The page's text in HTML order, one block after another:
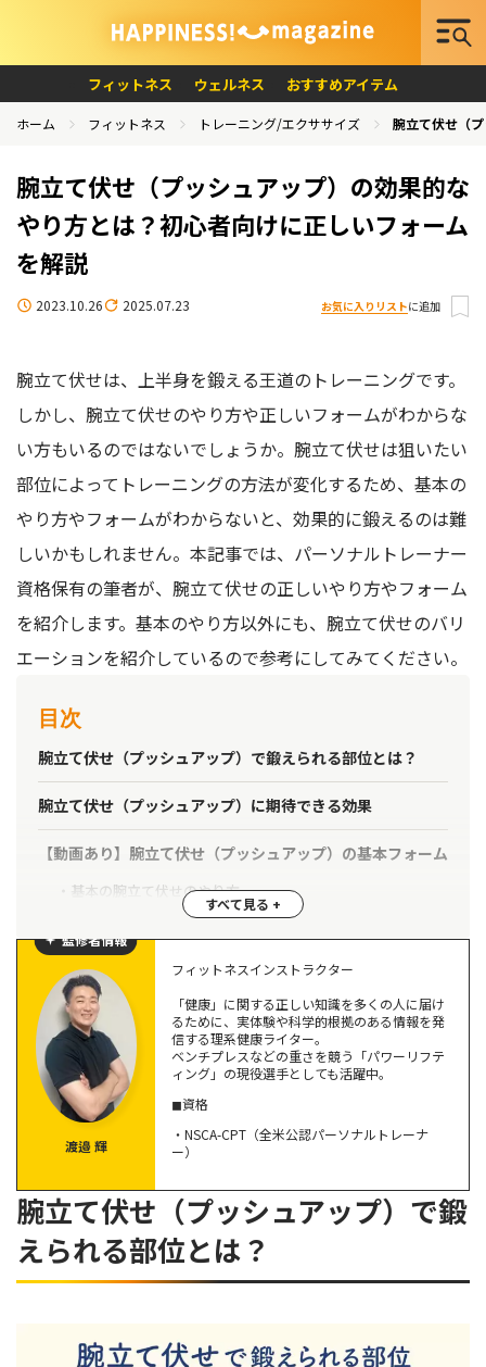
フィットネス ウェルネス おすすめアイテム
ホーム フィットネス トレーニング/エクササイズ 腕立て伏せ（
腕立て伏せ（プッシュアップ）の効果的な
やり方とは？初心者向けに正しいフォーム
を解説
2023.10.26 2025.07.23 お気に入りリストに追加
腕立て伏せは、上半身を鍛える王道のトレーニングです。
しかし、腕立て伏せのやり方や正しいフォームがわからな
い方もいるのではないでしょうか。腕立て伏せは狙いたい
部位によってトレーニングの方法が変化するため、基本の
やり方やフォームがわからないと、効果的に鍛えるのは難
しいかもしれません。本記事では、パーソナルトレーナー
資格保有の筆者が、腕立て伏せの正しいやり方やフォーム
を紹介します。基本のやり方以外にも、腕立て伏せのバリ
エーションを紹介しているので参考にしてみてください。
目次
腕立て伏せ（プッシュアップ）で鍛えられる部位とは？
腕立て伏せ（プッシュアップ）に期待できる効果
【動画あり】腕立て伏せ（プッシュアップ）の基本フォーム
基本の腕立て伏せのやり方
基本の腕立て伏せのポイント
【部位別】腕立て伏せ（プッシュアップ）の派生フォーム
ナロープッシュアップ｜上腕三頭筋、三角筋
リバースプッシュアップ｜上腕三頭筋、三角筋
ダンベルプッシュアップ｜大胸筋
腕立て伏せ（プッシュアップ）を効果的に行う3つのポイン
負荷を上げるフォームに徐々に切り替える
可動域を広げる
腕立て伏せで上半身全体を効果的に鍛えよう
監修者情報
渡邉 輝
フィットネスインストラクター
「健康」に関する正しい知識を多くの人に届け
るために、実体験や科学的根拠のある情報を発
信する理系健康ライター。
ベンチプレスなどの重さを競う「パワーリフテ
ィング」の現役選手としても活躍中。
◼︎資格
・NSCA-CPT（全米公認パーソナルトレーナ
ー）
腕立て伏せ（プッシュアップ）で鍛
えられる部位とは？